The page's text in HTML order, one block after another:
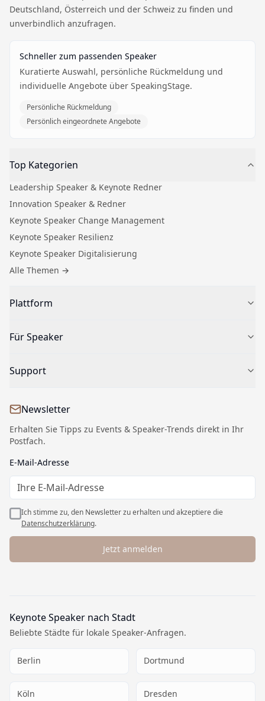
Deutschland, Österreich und der Schweiz zu finden und
unverbindlich anzufragen.
Schneller zum passenden Speaker
Kuratierte Auswahl, persönliche Rückmeldung und
individuelle Angebote über SpeakingStage.
Persönliche Rückmeldung
Persönlich eingeordnete Angebote
Top Kategorien
Leadership Speaker & Keynote Redner
Innovation Speaker & Redner
Keynote Speaker Change Management
Keynote Speaker Resilienz
Keynote Speaker Digitalisierung
Alle Themen →
Plattform
Für Veranstalter
Über SpeakingStage
Nachhall-Test für Business-Events
Leitfaden zur Speaker-Auswahl
Für Speaker
Speaker-Profil einreichen
Support
Kontakt
Impressum
Datenschutz
AGB
Widerrufsbelehrung
Cookie-Einstellungen
Newsletter
Erhalten Sie Tipps zu Events & Speaker-Trends direkt in Ihr
Postfach.
E-Mail-Adresse
Ich stimme zu, den Newsletter zu erhalten und akzeptiere die
Datenschutzerklärung.
Jetzt anmelden
Keynote Speaker nach Stadt
Beliebte Städte für lokale Speaker-Anfragen.
Berlin Dortmund
Köln Dresden